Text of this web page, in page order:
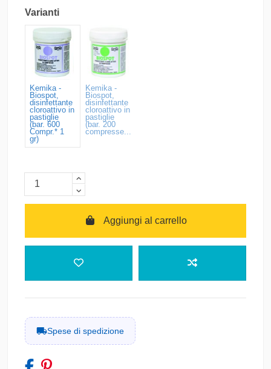
Varianti
Kemika -
Biospot,
disinfettante
cloroattivo in
pastiglie
(bar. 600
Compr.* 1
gr)
Kemika -
Biospot,
disinfettante
cloroattivo in
pastiglie
(bar. 200
compresse...
Aggiungi al carrello
Spese di spedizione
SPEDIZIONE STIMATA PER QUESTO
Corriere Espresso Tracciato
lavorativi) con prioprità assoluta - Servizio
tracciato e certificato